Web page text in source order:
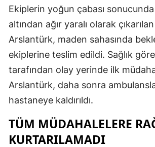
Ekiplerin yoğun çabası
altından ağır yaralı olarak
Arslantürk, maden sahasında
ekiplerine teslim edildi. Sağlık
tarafından olay yerinde ilk
Arslantürk, daha sonra
hastaneye kaldırıldı.
TÜM MÜDAHALELERE
KURTARILAMADI